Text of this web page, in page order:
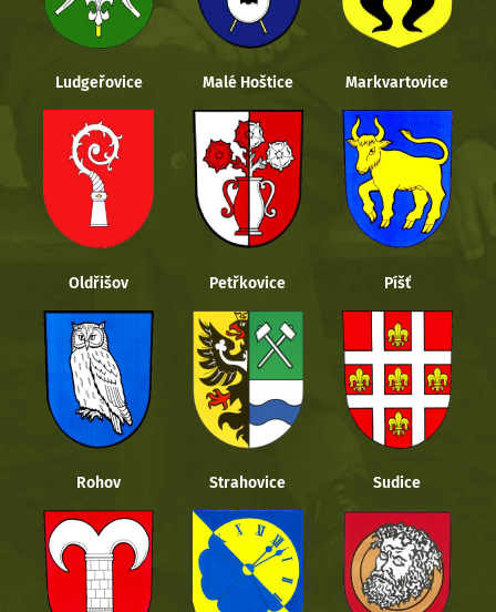
Ludgeřovice Malé Hoštice Markvartovice
Oldřišov Petřkovice Píšť
Rohov Strahovice Sudice